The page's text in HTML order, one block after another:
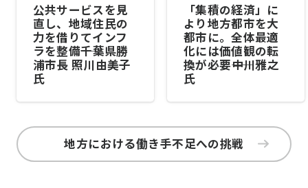
公共サービスを見
直し、地域住民の
力を借りてインフ
ラを整備――千葉県勝
浦市長 照川由美子
氏
「集積の経済」に
より地方都市を大
都市に。全体最適
化には価値観の転
換が必要――中川雅之
氏
地方における働き手不足への挑戦